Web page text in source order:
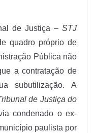
de Justiça – STJ
quadro próprio de
Pública não
a contratação de
subutilização. A
de Justiça do
condenado o ex-
paulista por